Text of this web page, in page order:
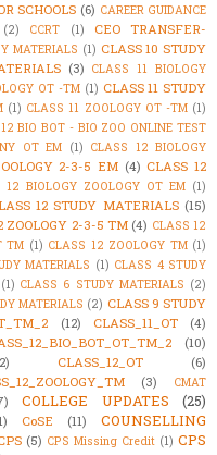
SCHOOLS (6) CAREER GUIDANCE
(2) CCRT (1)
CEO TRANSFER-
MATERIALS (1) CLASS 10 STUDY
(3) CLASS 11 BIOLOGY
OT -TM (1) CLASS 11 STUDY
(1) CLASS 11 ZOOLOGY OT -TM (1)
BIO BOT - BIO ZOO ONLINE TEST
OT EM (1) CLASS 12 BIOLOGY
2-3-5 EM (4) CLASS 12
12 BIOLOGY ZOOLOGY OT EM (1)
12 STUDY MATERIALS (15)
ZOOLOGY 2-3-5 TM (4) CLASS 12
TM (1) CLASS 12 ZOOLOGY TM (1)
MATERIALS (1) CLASS 4 STUDY
(1) CLASS 6 STUDY MATERIALS (2)
MATERIALS (2) CLASS 9 STUDY
(12) CLASS_11_OT
(4)
(10)
CLASS_12_OT
(6)
(3)
CMAT
COLLEGE UPDATES (25)
CoSE (11)
COUNSELLING
(5) CPS Missing Credit (1) CPS